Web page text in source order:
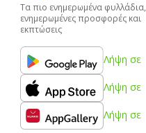
Τα πιο ενημερωμένα φυλλάδια,
ενημερωμένες προσφορές και
εκπτώσεις
Λήψη σε
Λήψη σε
Λήψη σε